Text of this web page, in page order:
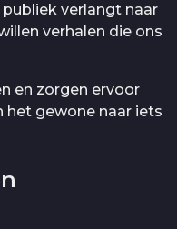
verlangt naar
verhalen die ons
en zorgen ervoor
het gewone naar iets